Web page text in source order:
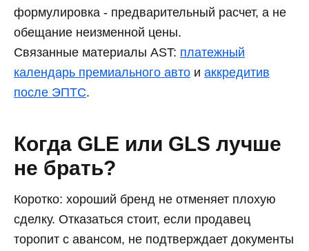
формулировка - предварительный расчет, а не
обещание неизменной цены.
Связанные материалы AST: платежный
календарь премиального авто и аккредитив
после ЭПТС.
Когда GLE или GLS лучше
не брать?
Коротко: хороший бренд не отменяет плохую
сделку. Отказаться стоит, если продавец
торопит с авансом, не подтверждает документы